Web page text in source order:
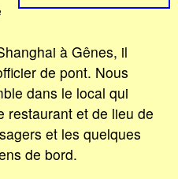
à Gênes, il
de pont. Nous
dans le local qui
restaurant et de lieu de
et les quelques
de bord.